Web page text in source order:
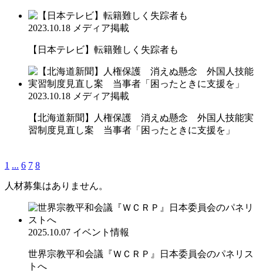
2023.10.18 メディア掲載
【日本テレビ】転籍難しく失踪者も
2023.10.18 メディア掲載
【北海道新聞】人権保護 消えぬ懸念 外国人技能実
習制度見直し案 当事者「困ったときに支援を」
1 ... 6 7 8
人材募集はありません。
2025.10.07 イベント情報
世界宗教平和会議『ＷＣＲＰ』日本委員会のパネリス
トへ